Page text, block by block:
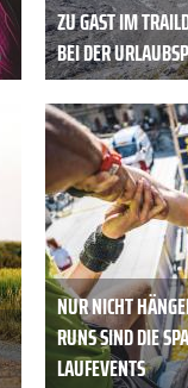
ZU GAST IM
BEI DER
NUR NICHT
RUNS SIND DIE
AUFEVENTS